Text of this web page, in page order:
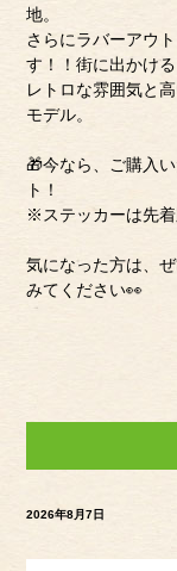
地。
さらにラバーアウ
す！！街に出かけ
レトロな雰囲気と
モデル。
🎁今なら、ご購入
ト！
※ステッカーは先着
気になった方は、
みてください👀
2026年8月7日